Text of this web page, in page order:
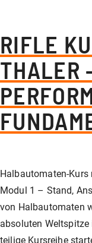
RIFLE
THALER
Halbautomaten-
Modul 1 – Stand,
von Halbautomaten
absoluten
teilige Kursreihe